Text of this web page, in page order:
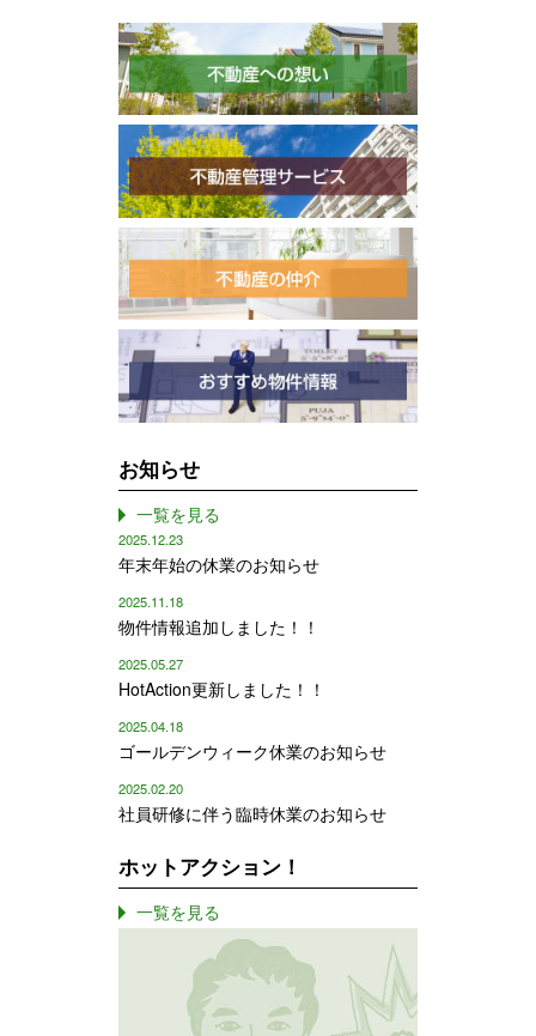
お知らせ
一覧を見る
2025.12.23
年末年始の休業のお知らせ
2025.11.18
物件情報追加しました！！
2025.05.27
HotAction更新しました！！
2025.04.18
ゴールデンウィーク休業のお知らせ
2025.02.20
社員研修に伴う臨時休業のお知らせ
ホットアクション！
一覧を見る